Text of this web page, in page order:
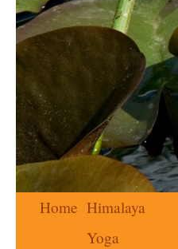
Home Himalaya
Yoga